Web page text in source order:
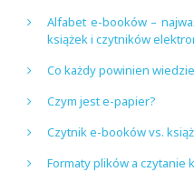
Alfabet e-booków –
książek i czytników
Co każdy powinien
Czym jest e-papier?
Czytnik e-booków vs.
Formaty plików a czytanie